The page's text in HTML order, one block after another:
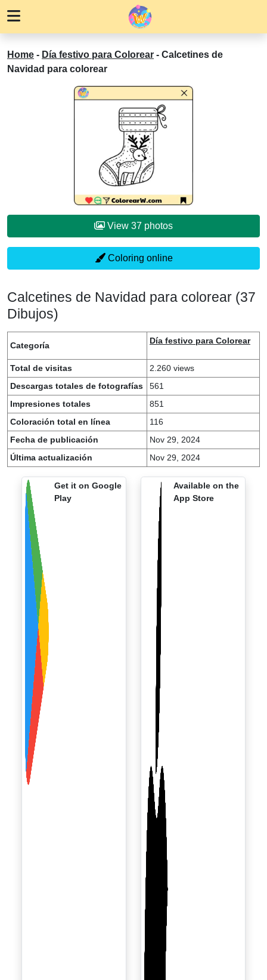
Home - Día festivo para Colorear - Calcetines de
Navidad para colorear
View 37 photos
Coloring online
Calcetines de Navidad para colorear (37
Dibujos)
Categoría Día festivo para Colorear
Total de visitas
2.260 views
Descargas totales de fotografías
561
Impresiones totales
851
Coloración total en línea
116
Fecha de publicación
Nov 29, 2024
Última actualización
Nov 29, 2024
Get it on Google
Play
Available on the
App Store